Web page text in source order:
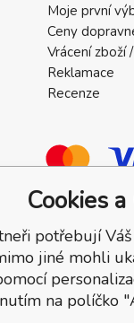
Moje první
Ceny
Vrácení zboží
Reklamace
Recenze
Cookies a
potřebují
jiné mohli
na políčko